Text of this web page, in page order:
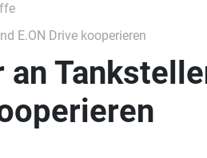
E.ON Drive kooperieren